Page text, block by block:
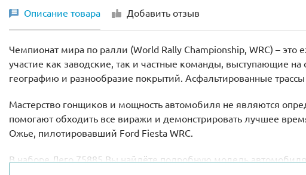
Описание товара Добавить отзыв
Чемпионат мира по ралли (World Rally Championship, WRC) –
участие как заводские, так и частные команды, выступающие
географию и разнообразие покрытий. Асфальтированные
Мастерство гонщиков и мощность автомобиля не являются
помогают обходить все виражи и демонстрировать лучшее
Ожье, пилотировавший Ford Fiesta WRC.
В наборе Лего 75885 Вы найдёте подробную модель